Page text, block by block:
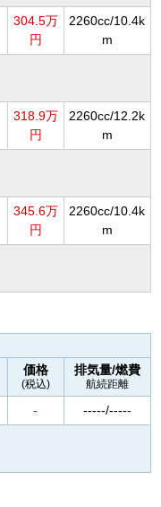
304.5万
円
2260cc/10.4k
m
318.9万
円
2260cc/12.2k
m
345.6万
円
2260cc/10.4k
m
価格
(税込)
排気量/燃費
航続距離
-
-----/-----